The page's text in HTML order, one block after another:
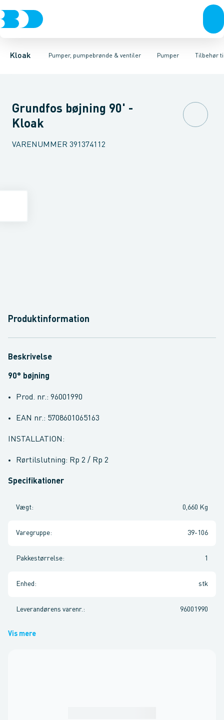
Kloak Pumper, pumpebrønde & ventiler
Rør & fittingsBrøndeBrøndgodsLinjeafvandingTanke,
Pumper
Pumpebrønde til gråt spildevandPumpebrønde til sortTilbehør
KælderpumperEntreprenør pumperPumper til sort
Grundfos bøjning 90' -
Kloak
VARENUMMER 391374112
Produktinformation
Beskrivelse
90° bøjning
Prod. nr.: 96001990
EAN nr.: 5708601065163
INSTALLATION:
Rørtilslutning: Rp 2 / Rp 2
Specifikationer
Vægt: 0,660 Kg
Varegruppe: 39-106
Pakkestørrelse: 1
Enhed : stk
Leverandørens varenr. : 96001990
Vis mere